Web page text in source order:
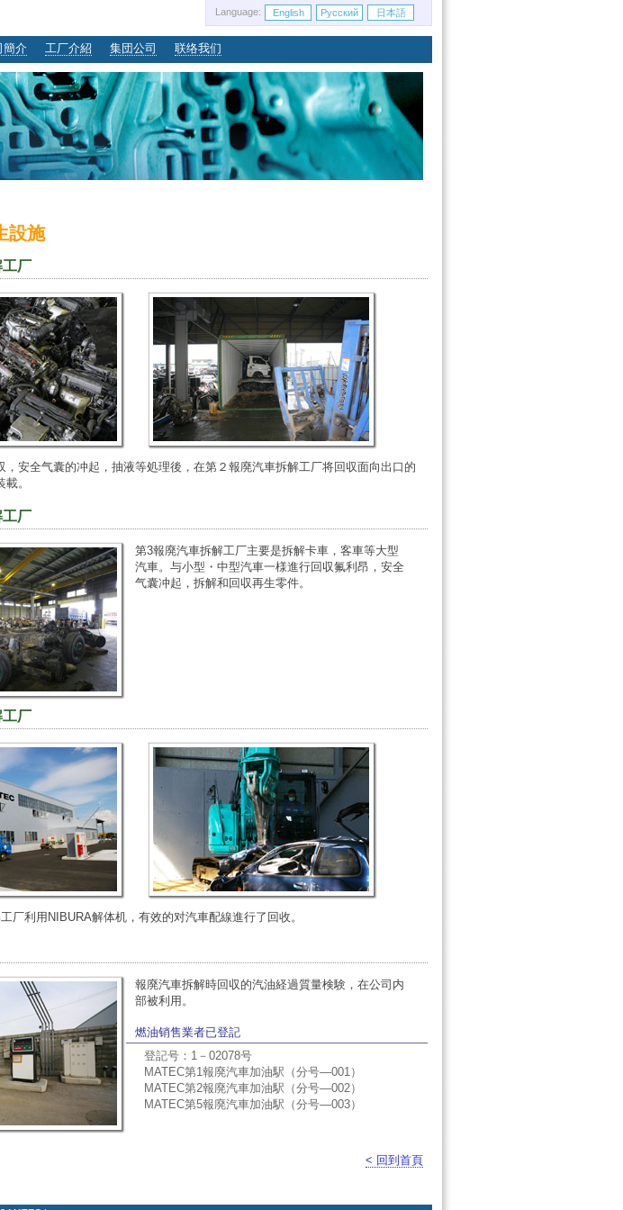
Language: English Русский 日本語
簡介 工厂介紹 集団公司 联络我们
設施
厂
，安全气囊的冲起，抽液等処理後，在第２報廃汽車拆解工厂将回収面向出口的
。
厂
第3報廃汽車拆解工厂主要是拆解卡車，客車等大型
汽車。与小型・中型汽車一様進行回収氟利昂，安全
气囊冲起，拆解和回収再生零件。
厂
厂利用NIBURA解体机，有效的对汽車配線進行了回收。
報廃汽車拆解時回収的汽油経過質量検験，在公司内
部被利用。
燃油销售業者已登記
登記号：1－02078号
MATEC第1報廃汽車加油駅（分号―001）
MATEC第2報廃汽車加油駅（分号―002）
MATEC第5報廃汽車加油駅（分号―003）
< 回到首頁